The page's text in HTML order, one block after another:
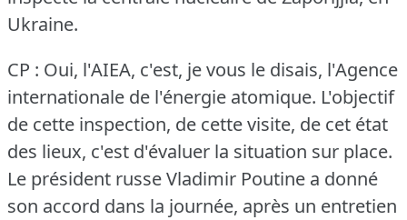
Ukraine.
CP : Oui, l'AIEA, c'est, je vous le disais, l'Agence
internationale de l'énergie atomique. L'objectif
de cette inspection, de cette visite, de cet état
des lieux, c'est d'évaluer la situation sur place.
Le président russe Vladimir Poutine a donné
son accord dans la journée, après un entretien